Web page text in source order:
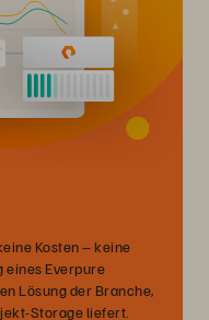
Kosten – keine
eines Everpure
Lösung der Branche,
Storage liefert.